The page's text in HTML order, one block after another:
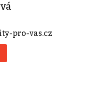
pro-vas.cz